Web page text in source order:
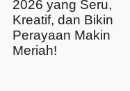
2026 yang Seru,
Kreatif, dan Bikin
Perayaan Makin
Meriah!